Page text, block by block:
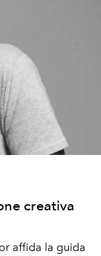
creativa
affida la guida